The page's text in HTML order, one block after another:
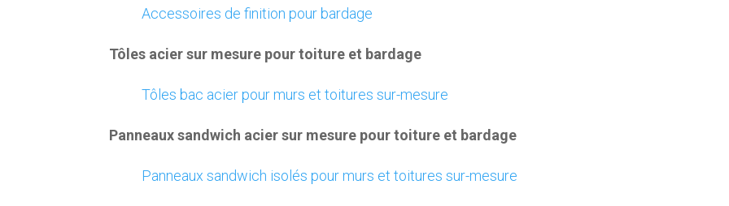
Accessoires de finition pour bardage
Tôles acier sur mesure pour toiture et bardage
Tôles bac acier pour murs et toitures sur-mesure
Panneaux sandwich acier sur mesure pour toiture et bardage
Panneaux sandwich isolés pour murs et toitures sur-mesure